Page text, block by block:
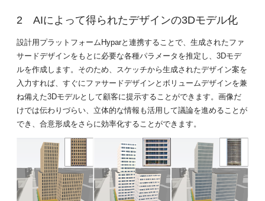
AIによって得られたデザインの3Dモデル化
設計用プラットフォームHyparと連携することで、生成されたファ
サードデザインをもとに必要な各種パラメータを推定し、3Dモデ
ルを作成します。そのため、スケッチから生成されたデザイン案を
入力すれば、すぐにファサードデザインとボリュームデザインを兼
ね備えた3Dモデルとして顧客に提示することができます。画像だ
けでは伝わりづらい、立体的な情報も活用して議論を進めることが
でき、合意形成をさらに効率化することができます。